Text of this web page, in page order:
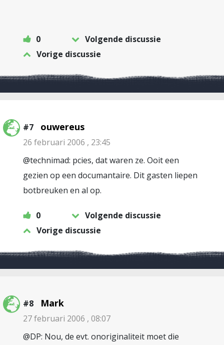
0
Volgende discussie
Vorige discussie
#7 ouwereus
26 februari 2006 , 23:45
@technimad: pcies, dat waren ze. Ooit een
gezien op een documantaire. Dit gasten liepen
botbreuken en al op.
0
Volgende discussie
Vorige discussie
#8 Mark
27 februari 2006 , 08:07
@DP: Nou, de evt. onoriginaliteit moet die